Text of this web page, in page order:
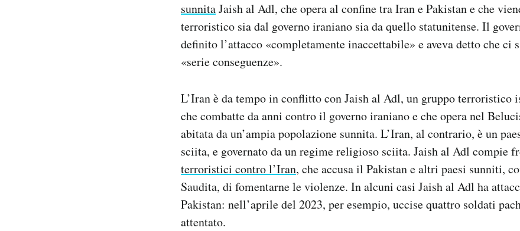
sunnitaJaish al Adl, che opera al confine tra Iran e Pakistan e che
terroristico sia dal governo iraniano sia da quello statunitense. Il
definito l’attacco «completamente inaccettabile» e aveva detto che ci
«serie conseguenze».
L’Iran è da tempo in conflitto con Jaish al Adl, un gruppo terroristico
che combatte da anni contro il governo iraniano e che opera nel
abitata da un’ampia popolazione sunnita. L’Iran, al contrario, è un
sciita, e governato da un regime religioso sciita. Jaish al Adl compie
terroristici contro l’Iran, che accusa il Pakistan e altri paesi sunniti,
Saudita, di fomentarne le violenze. In alcuni casi Jaish al Adl ha
Pakistan: nell’aprile del 2023, per esempio, uccise quattro soldati
attentato.